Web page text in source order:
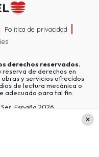
Política de privacidad
derechos reservados.
reserva de derechos en
y servicios ofrecidos
de lectura mecánica o
adecuado para tal fin.
España 2026.